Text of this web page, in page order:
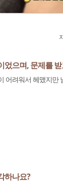
었으며, 문제를
어려워서 헤맸지
하나요?